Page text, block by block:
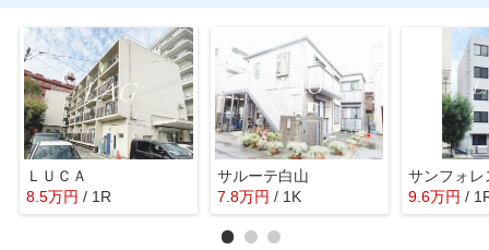
ＬＵＣＡ
8.5万円 / 1R
サルーテ白山
7.8万円 / 1K 9.6万円 /